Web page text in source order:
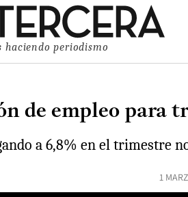
haciendo periodismo
de empleo para
a 6,8% en el trimestre
1